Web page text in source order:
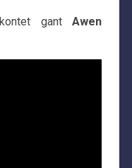
gantAwen